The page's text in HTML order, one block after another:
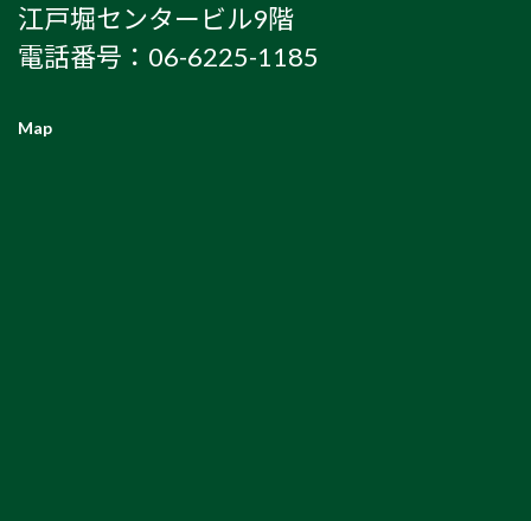
江戸堀センタービル9階
電話番号：06-6225-1185
Map